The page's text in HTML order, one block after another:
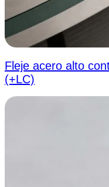
Fleje acero alto
(+LC)